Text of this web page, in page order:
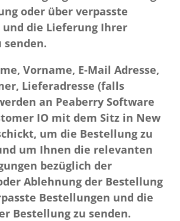
oder über verpasste
die Lieferung Ihrer
senden.
Vorname, E-Mail Adresse,
Lieferadresse (falls
an Peaberry Software
IO mit dem Sitz in New
um die Bestellung zu
um Ihnen die relevanten
bezüglich der
Ablehnung der Bestellung
Bestellungen und die
Bestellung zu senden.